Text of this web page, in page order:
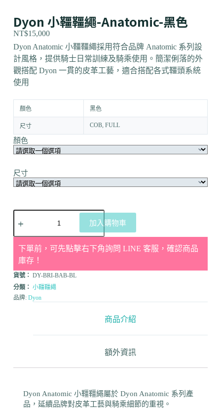
Dyon 小韁韁繩-Anatomic-黑色
NT$15,000
Dyon Anatomic 小韁韁繩採用符合品牌 Anatomic 系列設
計風格，提供騎士日常訓練及騎乘使用。簡潔俐落的外
觀搭配 Dyon 一貫的皮革工藝，適合搭配各式韁頭系統
使用
顏色 黑色
尺寸 COB, FULL
顏色
尺寸
加入購物車
下單前，可先點擊右下角詢問 LINE 客服，確認商品
庫存！
貨號： DY-BRI-BAB-BL
分類： 小韁韁繩
品牌: Dyon
商品介紹
額外資訊
Dyon Anatomic 小韁韁繩屬於 Dyon Anatomic 系列產
品，延續品牌對皮革工藝與騎乘細節的重視。